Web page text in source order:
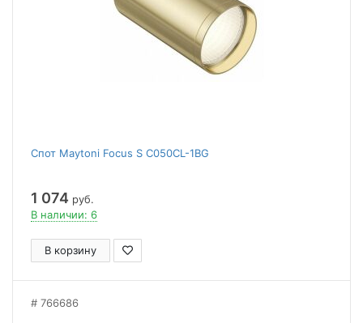
Спот Maytoni Focus S C050CL-1BG
1 074 руб.
В наличии: 6
В корзину
766686